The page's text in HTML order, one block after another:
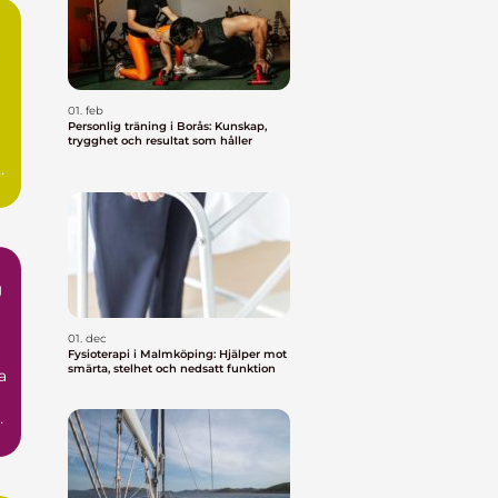
01. feb
Personlig träning i Borås: Kunskap,
trygghet och resultat som håller
01. dec
Fysioterapi i Malmköping: Hjälper mot
smärta, stelhet och nedsatt funktion